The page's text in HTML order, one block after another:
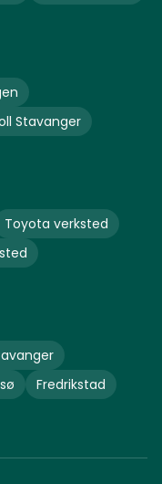
Stavanger
Toyota verksted
Fredrikstad